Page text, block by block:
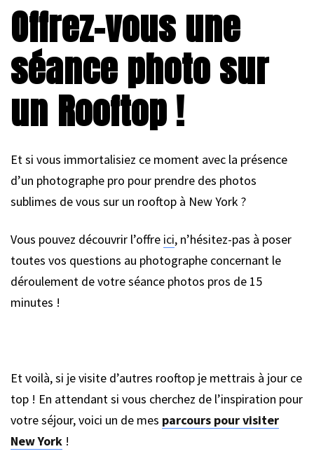
Offrez-vous une
séance photo sur
un Rooftop !
Et si vous immortalisiez ce moment avec la présence
d’un photographe pro pour prendre des photos
sublimes de vous sur un rooftop à New York ?
Vous pouvez découvrir l’offre ici, n’hésitez-pas à poser
toutes vos questions au photographe concernant le
déroulement de votre séance photos pros de 15
minutes !
Et voilà, si je visite d’autres rooftop je mettrais à jour ce
top ! En attendant si vous cherchez de l’inspiration pour
votre séjour, voici un de mes parcours pour visiter
New York !